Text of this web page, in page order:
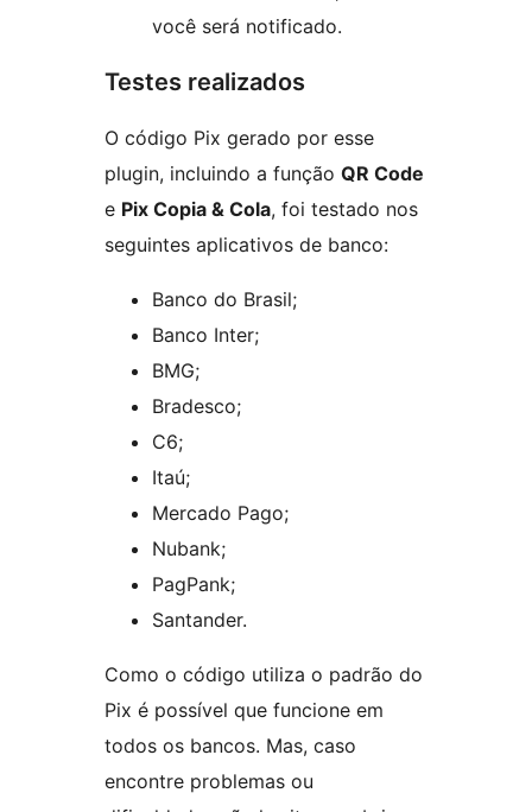
você será notificado.
Testes realizados
O código Pix gerado por esse
plugin, incluindo a função QR Code
e Pix Copia & Cola, foi testado nos
seguintes aplicativos de banco:
Banco do Brasil;
Banco Inter;
BMG;
Bradesco;
C6;
Itaú;
Mercado Pago;
Nubank;
PagPank;
Santander.
Como o código utiliza o padrão do
Pix é possível que funcione em
todos os bancos. Mas, caso
encontre problemas ou